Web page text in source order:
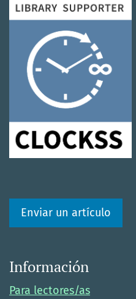
Enviar un artículo
Información
Para lectores/as